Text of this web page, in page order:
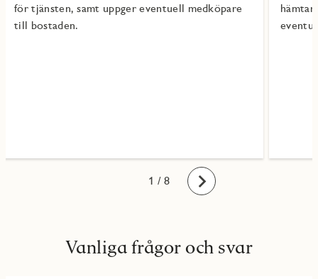
för tjänsten, samt uppger eventuell medköpare
till bostaden.
1
2
3
4
5
6
7
8 / 8 Framåt
Vanliga frågor och svar